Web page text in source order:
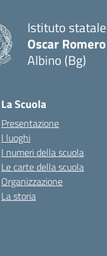
Istituto
Oscar Romero
Albino (Bg)
La Scuola
Presentazione
I luoghi
I numeri della scuola
Le carte della scuola
Organizzazione
La storia